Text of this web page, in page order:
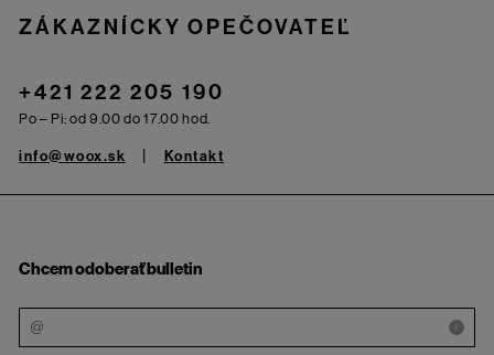
ZÁKAZNÍCKY OPEČOVATEĽ
+421 222 205 190
Po – Pi: od 9.00 do 17.00 hod.
info@woox.sk Kontakt
Chcem odoberať bulletin
i